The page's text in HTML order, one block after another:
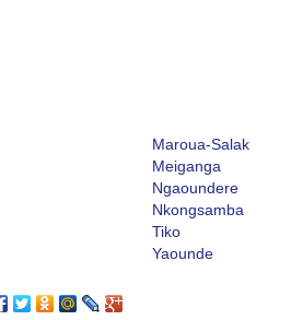
Maroua-Salak
Meiganga
Ngaoundere
Nkongsamba
Tiko
Yaounde